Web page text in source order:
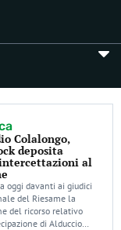
Colalongo,
deposita
al
oggi davanti ai giudici
del Riesame la
del ricorso relativo
di Alduccio…